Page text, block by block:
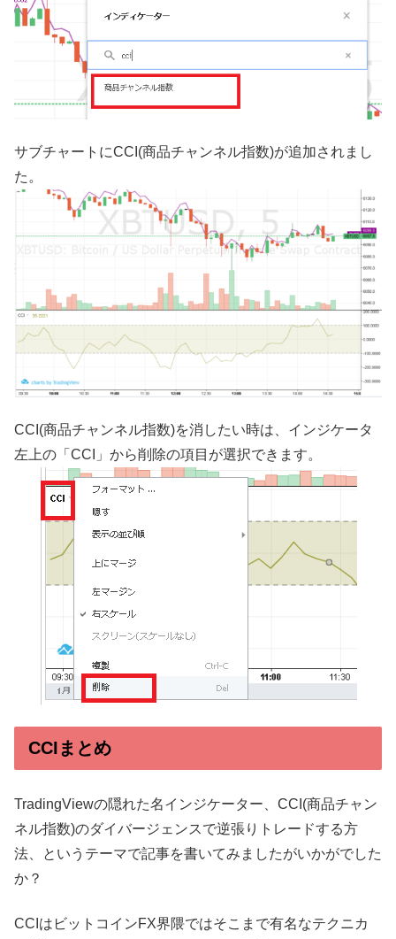
サブチャートにCCI(商品チャンネル指数)が追加されまし
た。
CCI(商品チャンネル指数)を消したい時は、インジケータ
左上の「CCI」から削除の項目が選択できます。
CCIまとめ
TradingViewの隠れた名インジケーター、CCI(商品チャン
ネル指数)のダイバージェンスで逆張りトレードする方
法、というテーマで記事を書いてみましたがいかがでした
か？
CCIはビットコインFX界隈ではそこまで有名なテクニカ